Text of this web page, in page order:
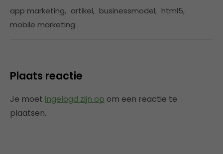
app marketing, artikel, businessmodel, html5,
mobile marketing
Plaats reactie
Je moet ingelogd zijn op om een reactie te
plaatsen.